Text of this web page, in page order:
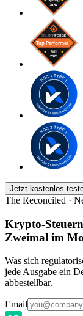
Jetzt kostenlos
The Reconciled ·
Krypto-
Zweimal im
Was sich
jede Ausgabe ein
abbestellbar.
Email